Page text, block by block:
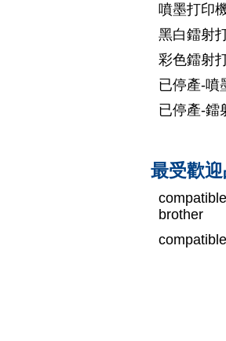
噴墨打印
黑白鐳射
彩色鐳射
已停產-噴
已停產-鐳
最受歡
brother